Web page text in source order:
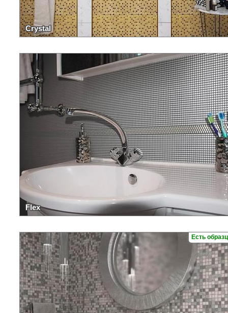
Crystal
Flex
Есть